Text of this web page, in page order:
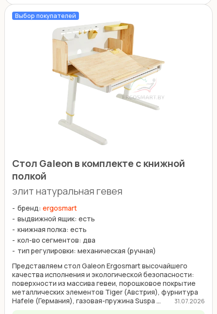
Выбор покупателей
Cтол Galeon в комплекте с книжной
полкой
элит натуральная гевея
бренд: ergosmart
выдвижной ящик: есть
книжная полка: есть
кол-во сегментов: два
тип регулировки: механическая (ручная)
Представляем стол Galeon Ergosmart высочайшего
качества исполнения и экологической безопасности:
поверхности из массива гевеи, порошковое покрытие
металлических элементов Tiger (Австрия), фурнитура
Hafele (Германия), газовая-пружина Suspa ...
31.07.2026